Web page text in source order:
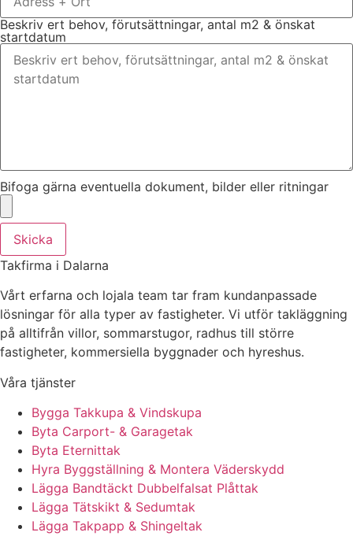
Beskriv ert behov, förutsättningar, antal m2 & önskat
startdatum
Bifoga gärna eventuella dokument, bilder eller ritningar
Skicka
Takfirma i Dalarna
Vårt erfarna och lojala team tar fram kundanpassade
lösningar för alla typer av fastigheter. Vi utför takläggning
på alltifrån villor, sommarstugor, radhus till större
fastigheter, kommersiella byggnader och hyreshus.
Våra tjänster
Bygga Takkupa & Vindskupa
Byta Carport- & Garagetak
Byta Eternittak
Hyra Byggställning & Montera Väderskydd
Lägga Bandtäckt Dubbelfalsat Plåttak
Lägga Tätskikt & Sedumtak
Lägga Takpapp & Shingeltak